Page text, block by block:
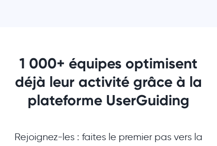
1 000+ équipes optimisent
déjà leur activité grâce à la
plateforme UserGuiding
Rejoignez-les : faites le premier pas vers la